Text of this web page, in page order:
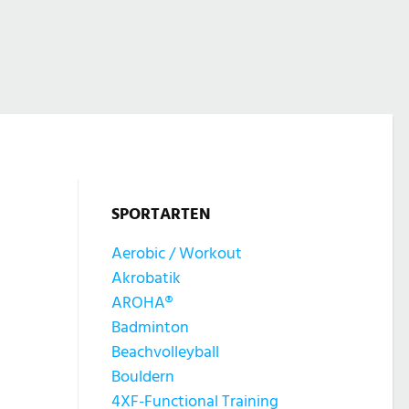
SPORTARTEN
Aerobic / Workout
Akrobatik
AROHA®
Badminton
Beachvolleyball
Bouldern
4XF-Functional Training